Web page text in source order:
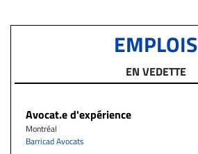
EMPLOIS
EN VEDETTE
Avocat.e d'expérience
Montréal
Barricad Avocats